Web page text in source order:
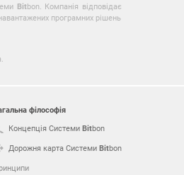
Bitbon. Компанія відповідає
програмних рішень
філософія
Концепція Системи Bitbon
Дорожня карта Системи Bitbon